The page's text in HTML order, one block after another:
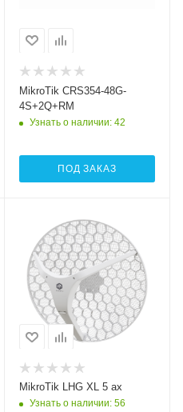
MikroTik CRS354-48G-
4S+2Q+RM
Узнать о наличии: 42
ПОД ЗАКАЗ
Проводные,
оптические
интерфейсы
1xGigabit Ethernet
Wi-Fi интерфейсы
5 ГГц
802.11a/n/ac/ax
MikroTik LHG XL 5 ax
Узнать о наличии: 56